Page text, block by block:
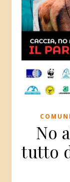
No
tutto